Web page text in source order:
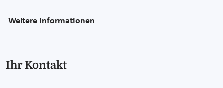
Weitere Informationen
Ihr Kontakt